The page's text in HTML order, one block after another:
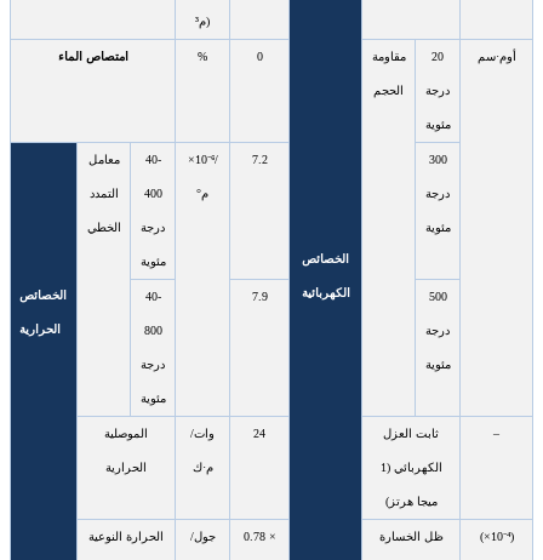
م³)
الخصائص
الكهربائية
امتصاص الماء % 0 مقاومة
الحجم
20
درجة
مئوية
أوم·سم
الخصائص
الحرارية
معامل
التمدد
الخطي
40-
400
درجة
مئوية
×10⁻⁶/
°م
7.2 300
درجة
مئوية
40-
800
درجة
مئوية
7.9 500
درجة
مئوية
الموصلية
الحرارية
وات/
م·ك
24 ثابت العزل
الكهربائي (1
ميجا هرتز)
–
الحرارة النوعية جول/ 0.78 × ظل الخسارة (×10⁻⁴)